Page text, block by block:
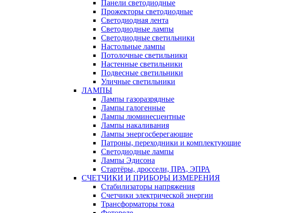
Панели светодиодные
Прожекторы светодиодные
Светодиодная лента
Светодиодные лампы
Светодиодные светильники
Настольные лампы
Потолочные светильники
Настенные светильники
Подвесные светильники
Уличные светильники
ЛАМПЫ
Лампы газоразрядные
Лампы галогенные
Лампы люминесцентные
Лампы накаливания
Лампы энергосберегающие
Патроны, переходники и комплектующие
Светодиодные лампы
Лампы Эдисона
Стартёры, дроссели, ПРА, ЭПРА
СЧЕТЧИКИ И ПРИБОРЫ ИЗМЕРЕНИЯ
Стабилизаторы напряжения
Счетчики электрической энергии
Трансформаторы тока